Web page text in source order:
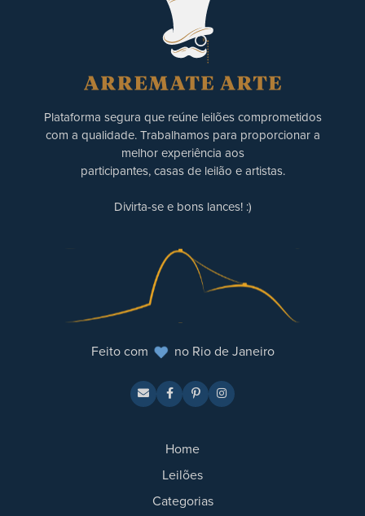
Plataforma segura que reúne leilões comprometidos
com a qualidade. Trabalhamos para proporcionar a
melhor experiência aos
participantes, casas de leilão e artistas.
Divirta-se e bons lances! :)
Feito com no Rio de Janeiro
Home
Leilões
Categorias